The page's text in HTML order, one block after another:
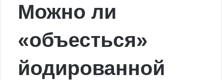
Можно ли
«объесться»
йодированной